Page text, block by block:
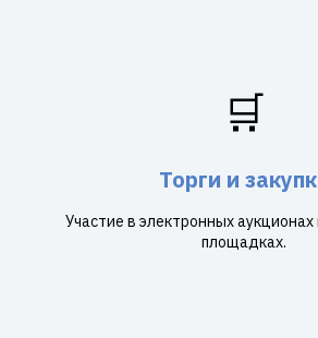
🛒
Торги и
Участие в электронных аукционах
площадках.